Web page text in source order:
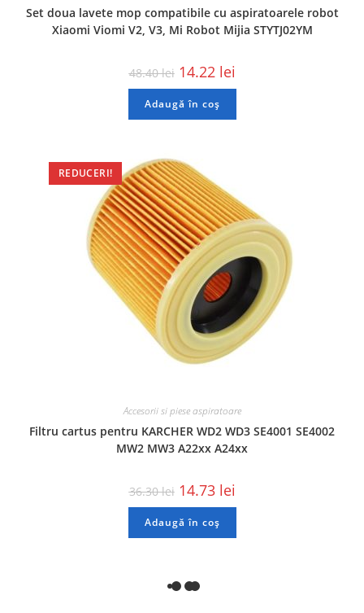
Set doua lavete mop compatibile cu aspiratoarele robot
Xiaomi Viomi V2, V3, Mi Robot Mijia STYTJ02YM
48.40lei 14.22 lei
Adaugă în coș
REDUCERI!
Accesorii si piese aspiratoare
Filtru cartus pentru KARCHER WD2 WD3 SE4001 SE4002
MW2 MW3 A22xx A24xx
36.30lei 14.73 lei
Adaugă în coș